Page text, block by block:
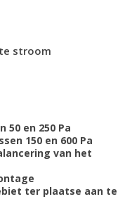
stroom
50 en 250 Pa
150 en 600 Pa
van het
ter plaatse aan te